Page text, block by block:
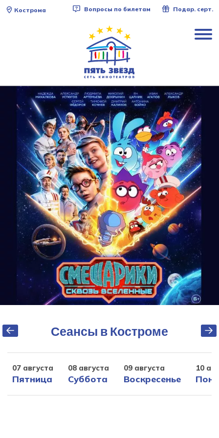
Кострома Вопросы по билетам Подар. серт.
Сеансы в Костроме
07 августа
Пятница
08 августа
Суббота
09 августа
Воскресенье
10